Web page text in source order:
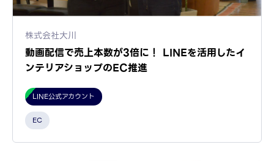
株式会社大川
動画配信で売上本数が3倍に！ LINEを活用したイ
ンテリアショップのEC推進
LINE公式アカウント
EC